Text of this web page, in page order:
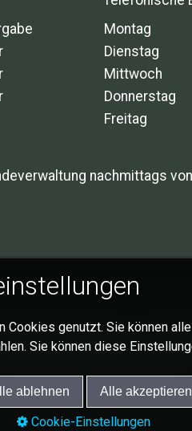
Montag
Dienstag
Mittwoch
Donnerstag
Freitag
nachmittags
© 2026 Gemeinde Schlat
Cookies genutzt. Sie können
Sie können diese
ablehnen Alle akzeptieren
Cookie-Einstellungen